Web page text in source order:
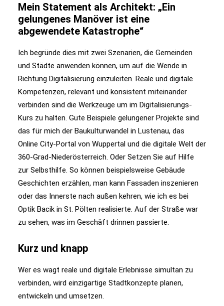
Mein Statement als Architekt: „Ein
gelungenes Manöver ist eine
abgewendete Katastrophe“
Ich begründe dies mit zwei Szenarien, die Gemeinden
und Städte anwenden können, um auf die Wende in
Richtung Digitalisierung einzuleiten. Reale und digitale
Kompetenzen, relevant und konsistent miteinander
verbinden sind die Werkzeuge um im Digitalisierungs-
Kurs zu halten. Gute Beispiele gelungener Projekte sind
das für mich der Baukulturwandel in Lustenau, das
Online City-Portal von Wuppertal und die digitale Welt der
360-Grad-Niederösterreich. Oder Setzen Sie auf Hilfe
zur Selbsthilfe. So können beispielsweise Gebäude
Geschichten erzählen, man kann Fassaden inszenieren
oder das Innerste nach außen kehren, wie ich es bei
Optik Bacik in St. Pölten realisierte. Auf der Straße war
zu sehen, was im Geschäft drinnen passierte.
Kurz und knapp
Wer es wagt reale und digitale Erlebnisse simultan zu
verbinden, wird einzigartige Stadtkonzepte planen,
entwickeln und umsetzen.